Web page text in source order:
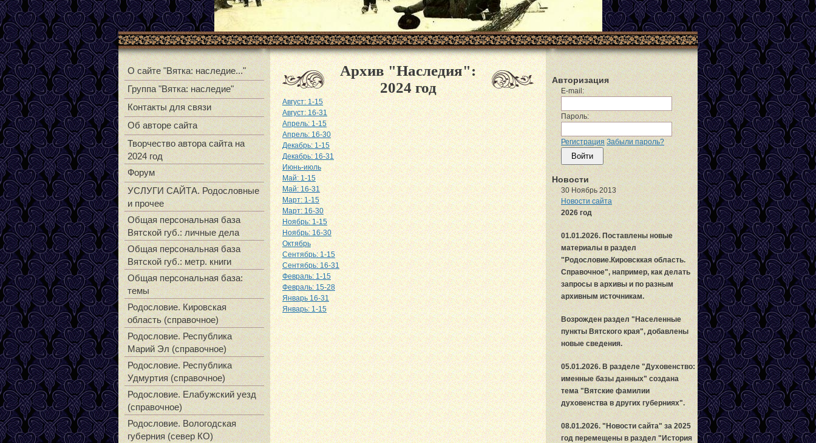
Архив "Наследия":
2024 год
Август: 1-15
Август: 16-31
Апрель: 1-15
Апрель: 16-30
Декабрь: 1-15
Декабрь: 16-31
Июнь-июль
Май: 1-15
Май: 16-31
Март: 1-15
Март: 16-30
Ноябрь: 1-15
Ноябрь: 16-30
Октябрь
Сентябрь: 1-15
Сентябрь: 16-31
Февраль: 1-15
Февраль: 15-28
Январь 16-31
Январь: 1-15
О сайте "Вятка: наследие..."
Группа "Вятка: наследие"
Контакты для связи
Об авторе сайта
Творчество автора сайта на
2024 год
Форум
УСЛУГИ САЙТА. Родословные
и прочее
Общая персональная база
Вятской губ.: личные дела
Общая персональная база
Вятской губ.: метр. книги
Общая персональная база:
темы
Родословие. Кировская
область (справочное)
Родословие. Республика
Марий Эл (справочное)
Родословие. Республика
Удмуртия (справочное)
Родословие. Елабужский уезд
(справочное)
Родословие. Вологодская
губерния (север КО)
Авторизация
E-mail:
Пароль:
Регистрация Забыли пароль?
Новости
30 Ноябрь 2013
Новости сайта
2026 год
01.01.2026. Поставлены новые
материалы в раздел
"Родословие.Кировсккая область.
Справочное", например, как делать
запросы в архивы и по разным
архивным источникам.
Возрожден раздел "Населенные
пункты Вятского края", добавлены
новые сведения.
05.01.2026. В разделе "Духовенство:
именные базы данных" создана
тема "Вятские фамилии
духовенства в других губерниях".
08.01.2026. "Новости сайта" за 2025
год перемещены в раздел "История